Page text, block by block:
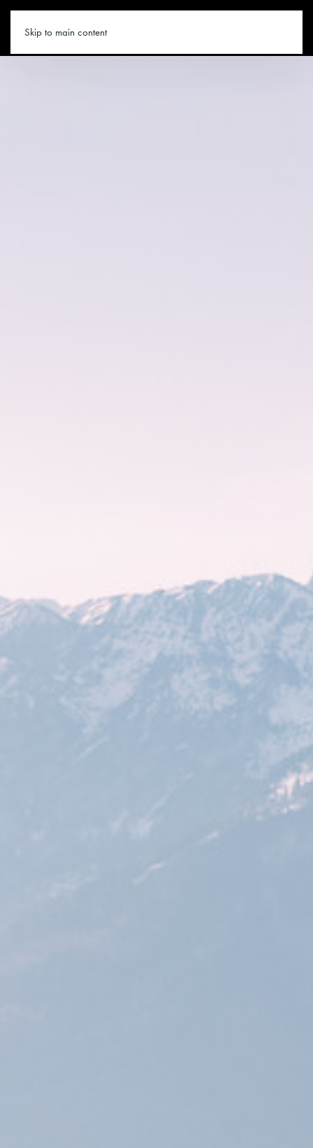
Skip to main content
SALZBURGER-LAND.CO